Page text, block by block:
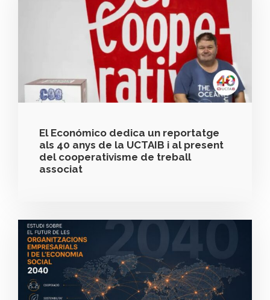
El Económico dedica un reportatge
als 40 anys de la UCTAIB i al present
del cooperativisme de treball
associat